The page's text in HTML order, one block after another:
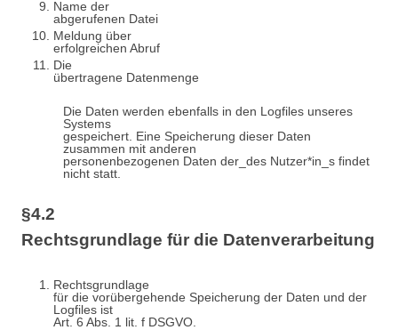
Name der
abgerufenen Datei
Meldung über
erfolgreichen Abruf
Die
übertragene Datenmenge
Die Daten werden ebenfalls in den Logfiles unseres
Systems
gespeichert. Eine Speicherung dieser Daten
zusammen mit anderen
personenbezogenen Daten der_des Nutzer*in_s findet
nicht statt.
§4.2
Rechtsgrundlage für die Datenverarbeitung
Rechtsgrundlage
für die vorübergehende Speicherung der Daten und der
Logfiles ist
Art. 6 Abs. 1 lit. f DSGVO.